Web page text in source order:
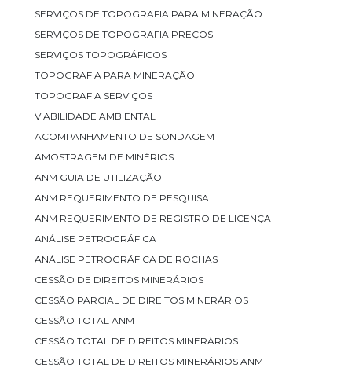
SERVIÇOS DE TOPOGRAFIA PARA MINERAÇÃO
SERVIÇOS DE TOPOGRAFIA PREÇOS
SERVIÇOS TOPOGRÁFICOS
TOPOGRAFIA PARA MINERAÇÃO
TOPOGRAFIA SERVIÇOS
VIABILIDADE AMBIENTAL
ACOMPANHAMENTO DE SONDAGEM
AMOSTRAGEM DE MINÉRIOS
ANM GUIA DE UTILIZAÇÃO
ANM REQUERIMENTO DE PESQUISA
ANM REQUERIMENTO DE REGISTRO DE LICENÇA
ANÁLISE PETROGRÁFICA
ANÁLISE PETROGRÁFICA DE ROCHAS
CESSÃO DE DIREITOS MINERÁRIOS
CESSÃO PARCIAL DE DIREITOS MINERÁRIOS
CESSÃO TOTAL ANM
CESSÃO TOTAL DE DIREITOS MINERÁRIOS
CESSÃO TOTAL DE DIREITOS MINERÁRIOS ANM